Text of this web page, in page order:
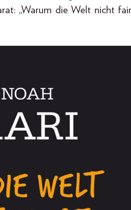
„Warum die Welt nicht